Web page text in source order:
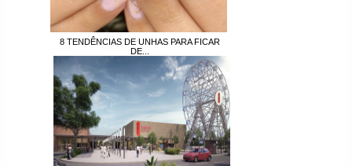
8 TENDÊNCIAS DE UNHAS PARA FICAR
DE...